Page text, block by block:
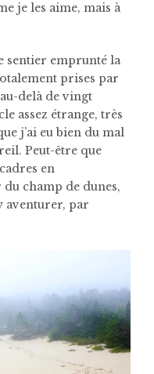
je les aime, mais à
sentier emprunté la
prises par
delà de vingt
assez étrange, très
j’ai eu bien du mal
Peut-être que
en
du champ de dunes,
aventurer, par